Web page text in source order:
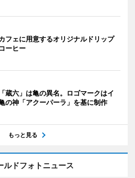
フェに用意するオリジナルドリップ
ーヒー
蔵六」は亀の異名。ロゴマークはイ
の神「アクーパーラ」を基に制作
もっと見る
ルドフォトニュース